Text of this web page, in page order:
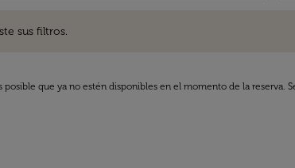
sus filtros.
que ya no estén disponibles en el momento de la reserva.